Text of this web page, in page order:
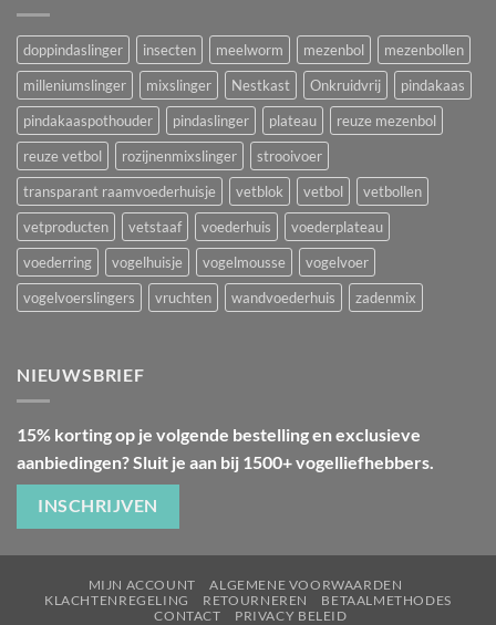
doppindaslinger insecten meelworm mezenbol
mezenbollen
milleniumslinger
mixslinger Nestkast Onkruidvrij
pindakaas
pindakaaspothouder
pindaslinger plateau
reuze mezenbol
reuze vetbol
rozijnenmixslinger
strooivoer
transparant raamvoederhuisje
vetblok vetbol
vetbollen
vetproducten
vetstaaf voederhuis
voederplateau
voederring
vogelhuisje vogelmousse
vogelvoer
vogelvoerslingers
vruchten wandvoederhuis zadenmix
NIEUWSBRIEF
15% korting op je volgende bestelling en exclusieve
aanbiedingen? Sluit je aan bij 1500+ vogelliefhebbers.
INSCHRIJVEN
MIJN ACCOUNT
ALGEMENE VOORWAARDEN
KLACHTENREGELING
RETOURNEREN
BETAALMETHODES
CONTACT
PRIVACY BELEID